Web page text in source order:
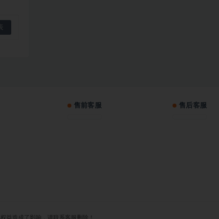
售前客服 售后客服
益造成了影响，请联系客服删除！